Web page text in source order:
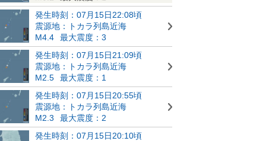
発生時刻：07月15日22:08頃
震源地：トカラ列島近海
M4.4
最大震度：3
発生時刻：07月15日21:09頃
震源地：トカラ列島近海
M2.5
最大震度：1
発生時刻：07月15日20:55頃
震源地：トカラ列島近海
M2.3
最大震度：2
発生時刻：07月15日20:10頃